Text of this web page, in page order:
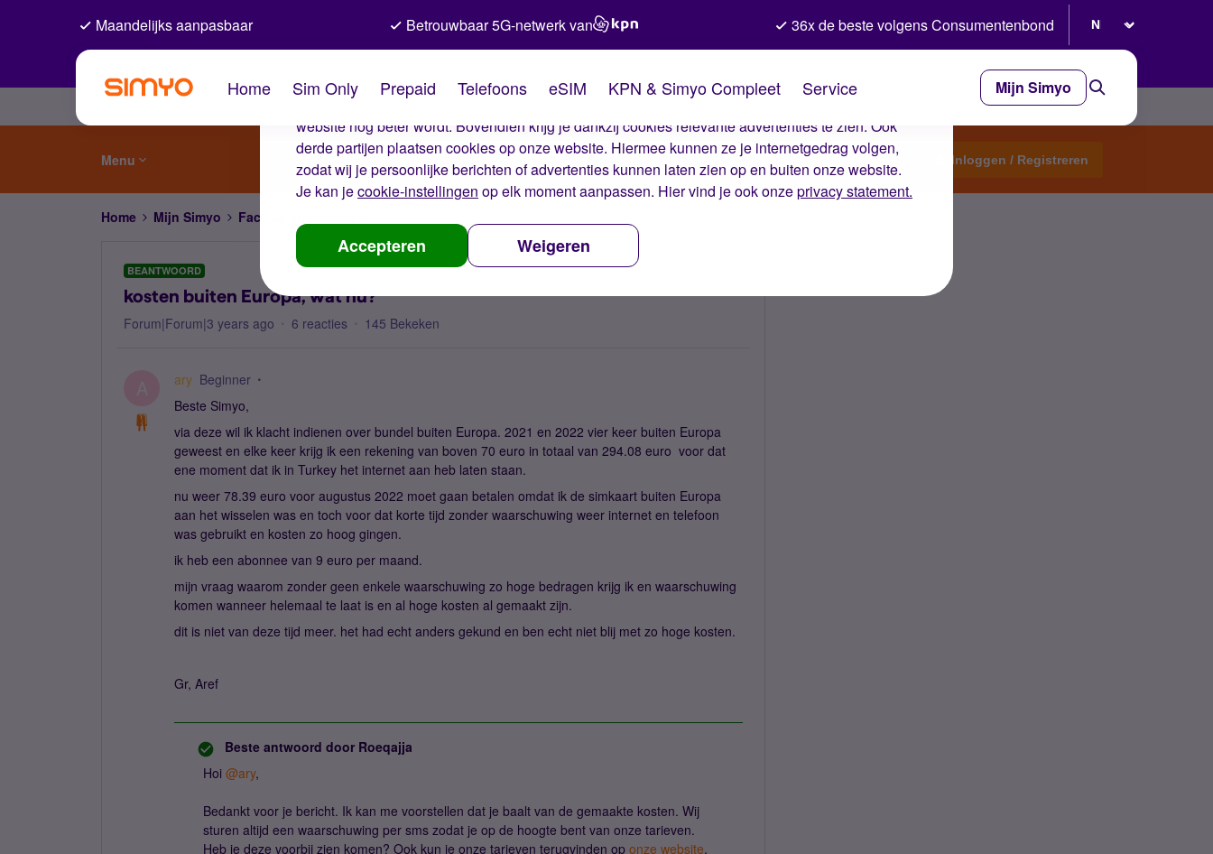
De cookies van Simyo
Wij gebruiken cookies op onze website. Met deze cookies zorgen wij ervoor dat je ervaring op de
website nog beter wordt. Bovendien krijg je dankzij cookies relevante advertenties te zien. Ook
derde partijen plaatsen cookies op onze website. Hiermee kunnen ze je internetgedrag volgen,
zodat wij je persoonlijke berichten of advertenties kunnen laten zien op en buiten onze website.
Je kan jecookie-instellingen op elk moment aanpassen. Hier vind je ook onzeprivacy statement.
Accepteren Weigeren
Maandelijks aanpasbaar Betrouwbaar 5G-netwerk van 36x de beste volgens Consumentenbond
Home Sim Only Prepaid Telefoons eSIM KPN & Simyo Compleet Service Mijn Simyo
Menu Start een topic Inloggen / Registreren
Home Mijn Simyo Factuur en betalen
BEANTWOORD
kosten buiten Europa, wat nu?
Forum|Forum|3 years ago 6 reacties 145 Bekeken
ary Beginner
Beste Simyo,
via deze wil ik klacht indienen over bundel buiten Europa. 2021 en 2022 vier keer buiten Europa
geweest en elke keer krijg ik een rekening van boven 70 euro in totaal van 294.08 euro voor dat
ene moment dat ik in Turkey het internet aan heb laten staan.
nu weer 78.39 euro voor augustus 2022 moet gaan betalen omdat ik de simkaart buiten Europa
aan het wisselen was en toch voor dat korte tijd zonder waarschuwing weer internet en telefoon
was gebruikt en kosten zo hoog gingen.
ik heb een abonnee van 9 euro per maand.
mijn vraag waarom zonder geen enkele waarschuwing zo hoge bedragen krijg ik en waarschuwing
komen wanneer helemaal te laat is en al hoge kosten al gemaakt zijn.
dit is niet van deze tijd meer. het had echt anders gekund en ben echt niet blij met zo hoge kosten.
Gr, Aref
Beste antwoord door Roeqajja
Hoi @ary,
Bedankt voor je bericht. Ik kan me voorstellen dat je baalt van de gemaakte kosten. Wij
sturen altijd een waarschuwing per sms zodat je op de hoogte bent van onze tarieven.
Heb je deze voorbij zien komen? Ook kun je onze tarieven terugvinden op onze website.